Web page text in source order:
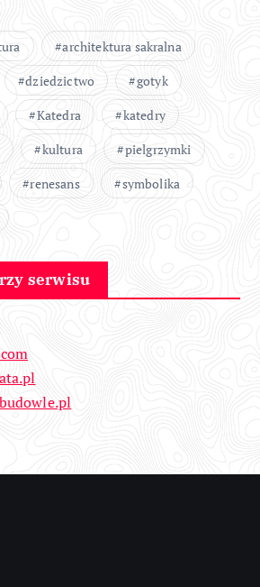
architektura sakralna
dziedzictwo
gotyk
Katedra
katedry
kultura
pielgrzymki
renesans
symbolika
serwisu